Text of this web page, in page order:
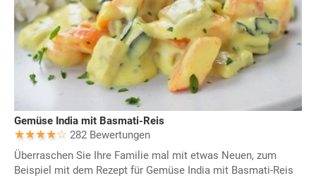
Gemüse India mit Basmati-Reis
282 Bewertungen
Überraschen Sie Ihre Familie mal mit etwas Neuen, zum
Beispiel mit dem Rezept für Gemüse India mit Basmati-Reis